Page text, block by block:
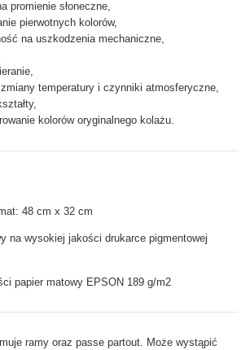
promienie słoneczne,
pierwotnych kolorów,
na uszkodzenia mechaniczne,
temperatury i czynniki atmosferyczne,
kolorów oryginalnego kolażu.
48 cm x 32 cm
na wysokiej jakości drukarce pigmentowej
papier matowy EPSON 189 g/m2
ramy oraz passe partout. Może wystąpić